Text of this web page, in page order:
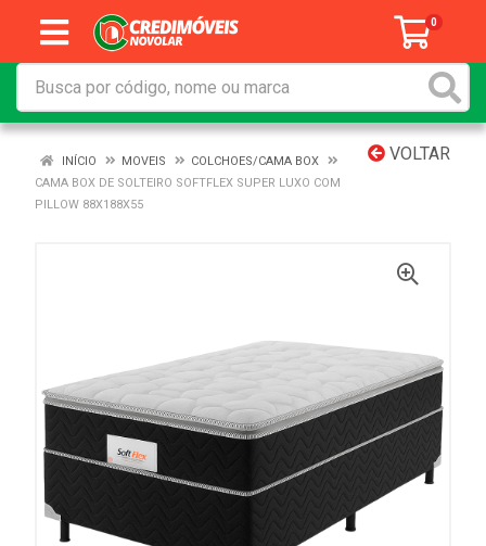
0
VOLTAR
INÍCIO MOVEIS
COLCHOES/CAMA BOX
CAMA BOX DE SOLTEIRO SOFTFLEX SUPER LUXO COM
PILLOW 88X188X55